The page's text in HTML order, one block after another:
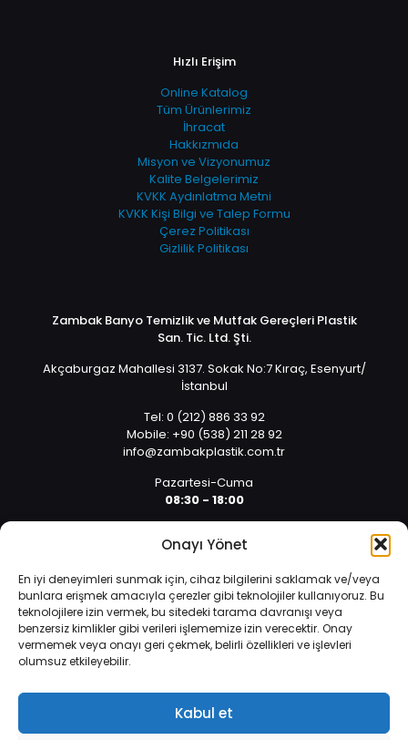
Onayı Yönet
En iyi deneyimleri sunmak için, cihaz bilgilerini saklamak ve/veya
bunlara erişmek amacıyla çerezler gibi teknolojiler kullanıyoruz. Bu
teknolojilere izin vermek, bu sitedeki tarama davranışı veya
benzersiz kimlikler gibi verileri işlememize izin verecektir. Onay
vermemek veya onayı geri çekmek, belirli özellikleri ve işlevleri
olumsuz etkileyebilir.
Kabul et
Hızlı Erişim
Online Katalog
Tüm Ürünlerimiz
İhracat
Hakkızmıda
Misyon ve Vizyonumuz
Kalite Belgelerimiz
KVKK Aydınlatma Metni
KVKK Kişi Bilgi ve Talep Formu
Çerez Politikası
Gizlilik Politikası
Zambak Banyo Temizlik ve Mutfak Gereçleri Plastik
San. Tic. Ltd. Şti.
Akçaburgaz Mahallesi 3137. Sokak No:7 Kıraç, Esenyurt/
İstanbul
Tel: 0 (212) 886 33 92
Mobile: +90 (538) 211 28 92
info@zambakplastik.com.tr
Pazartesi-Cuma
08:30 - 18:00
08:30 - 14:30
işlenmektedir. Zorunlu çerezler, internet sitemizin çalışması,
güvenliği ve bilgi toplumu hizmetlerinin sunulması amacıyla